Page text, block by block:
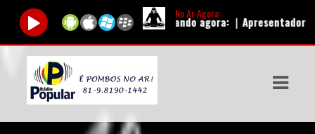
No Ar Agora:
Tocando agora:|Apresentador: